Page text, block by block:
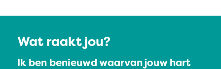
Wat raakt jou?
Ik ben benieuwd waarvan jouw hart